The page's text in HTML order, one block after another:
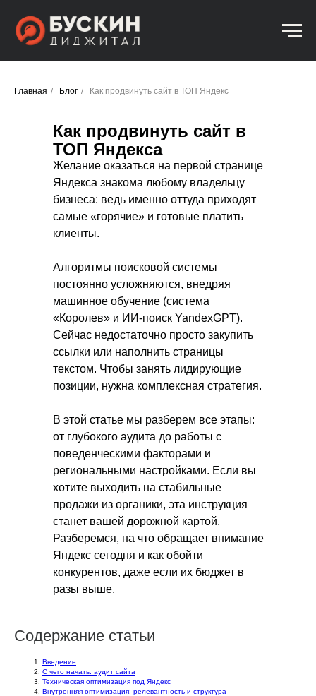
Главная / Блог / Как продвинуть сайт в ТОП Яндекс
Как продвинуть сайт в
ТОП Яндекса
Желание оказаться на первой странице
Яндекса знакома любому владельцу
бизнеса: ведь именно оттуда приходят
самые «горячие» и готовые платить
клиенты.
Алгоритмы поисковой системы
постоянно усложняются, внедряя
машинное обучение (система
«Королев» и ИИ‑поиск YandexGPT).
Сейчас недостаточно просто закупить
ссылки или наполнить страницы
текстом. Чтобы занять лидирующие
позиции, нужна комплексная стратегия.
В этой статье мы разберем все этапы:
от глубокого аудита до работы с
поведенческими факторами и
региональными настройками. Если вы
хотите выходить на стабильные
продажи из органики, эта инструкция
станет вашей дорожной картой.
Разберемся, на что обращает внимание
Яндекс сегодня и как обойти
конкурентов, даже если их бюджет в
разы выше.
Содержание статьи
Введение
С чего начать: аудит сайта
Техническая оптимизация под Яндекс
Внутренняя оптимизация: релевантность и структура